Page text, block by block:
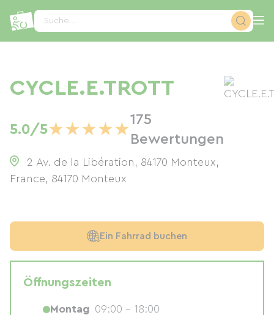
Suche...
CYCLE.E.TROTT
5.0/5★★★★★
175
Bewertungen
2 Av. de la Libération, 84170 Monteux,
France, 84170 Monteux
Ein Fahrrad buchen
Öffnungszeiten
Montag 09:00 - 18:00
Cookie-Einstellungen